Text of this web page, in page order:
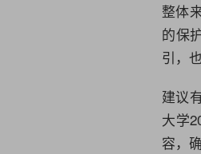
整体
的保
引，
建议
大学
容，